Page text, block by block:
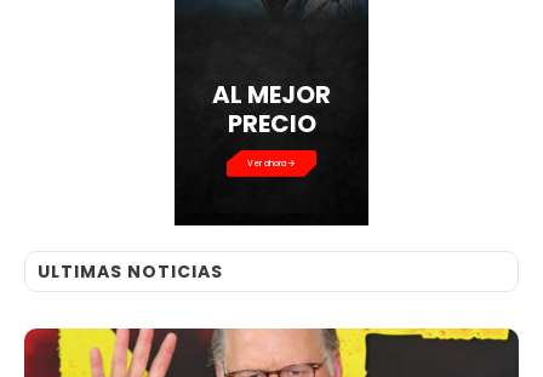
AL MEJOR
PRECIO
Ver ahora
ULTIMAS NOTICIAS